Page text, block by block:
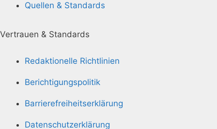
Quellen & Standards
Vertrauen & Standards
Redaktionelle Richtlinien
Berichtigungspolitik
Barrierefreiheitserklärung
Datenschutzerklärung